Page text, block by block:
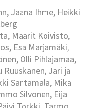
Jaana Ihme, Heikki
Maarit Koivisto,
Esa Marjamäki,
Olli Pihlajamaa,
Jari ja
Santamala, Mika
Silvonen, Eija